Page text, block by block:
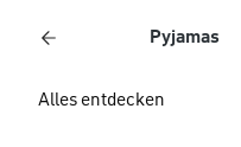
Pyjamas
Alles entdecken